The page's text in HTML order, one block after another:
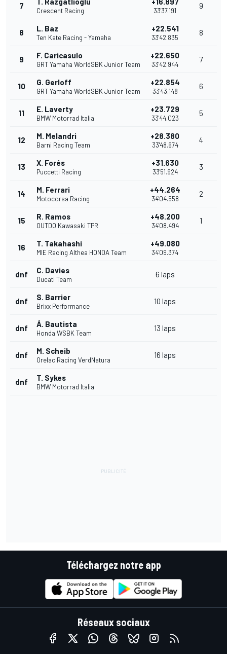
7
Crescent Racing 33'37.191
9
8 L. Baz
Ten Kate Racing - Yamaha
+22.541
33'42.835
8
9 F. Caricasulo
GRT Yamaha WorldSBK Junior Team
+22.650
33'42.944
7
10 G. Gerloff
GRT Yamaha WorldSBK Junior Team
+22.854
33'43.148
6
11 E. Laverty
BMW Motorrad Italia
+23.729
33'44.023
5
12 M. Melandri
Barni Racing Team
+28.380
33'48.674
4
13 X. Forés
Puccetti Racing
+31.630
33'51.924
3
14 M. Ferrari
Motocorsa Racing
+44.264
34'04.558
2
15 R. Ramos
OUTDO Kawasaki TPR
+48.200
34'08.494
1
16 T. Takahashi
MIE Racing Althea HONDA Team
+49.080
34'09.374
dnf C. Davies
Ducati Team
6 laps
dnf S. Barrier
Brixx Performance
10 laps
dnf Á. Bautista
Honda WSBK Team
13 laps
dnf M. Scheib
Orelac Racing VerdNatura
16 laps
dnf T. Sykes
BMW Motorrad Italia
Téléchargez notre app
Réseaux sociaux